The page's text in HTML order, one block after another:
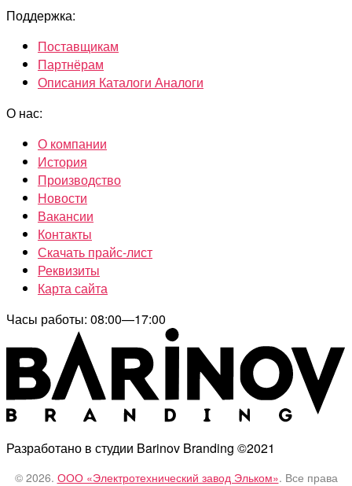
Поддержка:
Поставщикам
Партнёрам
Описания Каталоги Аналоги
О нас:
О компании
История
Производство
Новости
Вакансии
Контакты
Скачать прайс-лист
Реквизиты
Карта сайта
Часы работы: 08:00—17:00
Разработано в студии Barinov Branding ©2021
© 2026. ООО «Электротехнический завод Эльком». Все права